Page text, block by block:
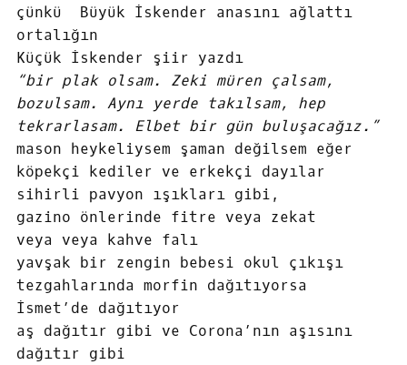
çünkü Büyük İskender anasını ağlattı
ortalığın
Küçük İskender şiir yazdı
“bir plak olsam. Zeki müren çalsam,
bozulsam. Aynı yerde takılsam, hep
tekrarlasam. Elbet bir gün buluşacağız.”
mason heykeliysem şaman değilsem eğer
köpekçi kediler ve erkekçi dayılar
sihirli pavyon ışıkları gibi,
gazino önlerinde fitre veya zekat
veya veya kahve falı
yavşak bir zengin bebesi okul çıkışı
tezgahlarında morfin dağıtıyorsa
İsmet’de dağıtıyor
aş dağıtır gibi ve Corona’nın aşısını
dağıtır gibi